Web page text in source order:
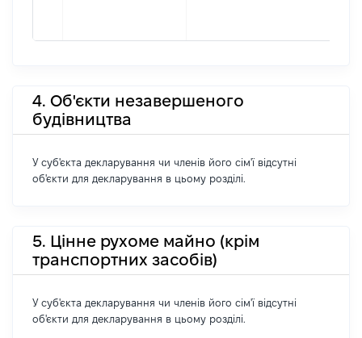
4. Об'єкти незавершеного
будівництва
У суб'єкта декларування чи членів його сім'ї відсутні
об'єкти для декларування в цьому розділі.
5. Цінне рухоме майно (крім
транспортних засобів)
У суб'єкта декларування чи членів його сім'ї відсутні
об'єкти для декларування в цьому розділі.